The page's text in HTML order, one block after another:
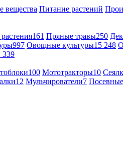
вещества Питание растений
161 Пряные травы250
997 Овощные культуры15 248
339
100 Мототракторы10
12 Мульчирователи7